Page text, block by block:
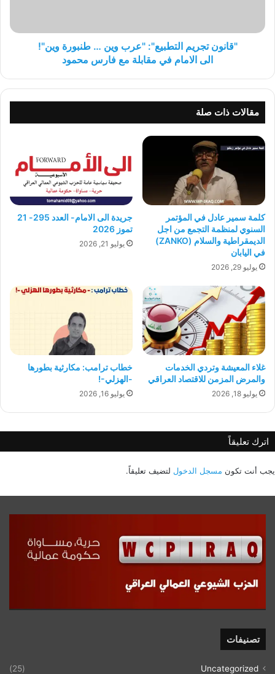
الى
محمود
"قانون تجريم التطبيع": "عرب وين … طنبورة وين"!
الى الامام في مقابلة مع فارس محمود
مقالات ذات صلة
كلمة سمير عادل في المؤتمر
السنوي لمنظمة التجمع من اجل
الديمقراطية والسلام (ZANKO)
في اليابان
يوليو 29, 2026
جريدة الى الامام- العدد 295- 21
تموز 2026
يوليو 21, 2026
غلاء المعيشة وتردي الخدمات
والمرض المزمن للاقتصاد العراقي
يوليو 18, 2026
خطاب ترامب: مكارثية بطورها
-الهزلي-!
يوليو 16, 2026
اترك تعليقاً
يجب أنت تكون مسجل الدخول لتضيف تعليقاً.
تصنيفات
Uncategorized
(25)